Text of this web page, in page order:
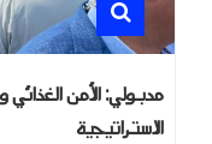
مدبولي: الأمن
الاستراتيجية